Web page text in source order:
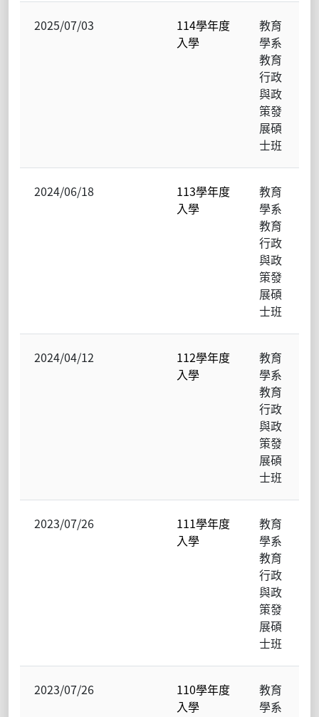
2025/07/03
114學年度
入學
教育
學系
教育
行政
與政
策發
展碩
士班
2024/06/18
113學年度
入學
教育
學系
教育
行政
與政
策發
展碩
士班
2024/04/12
112學年度
入學
教育
學系
教育
行政
與政
策發
展碩
士班
2023/07/26
111學年度
入學
教育
學系
教育
行政
與政
策發
展碩
士班
2023/07/26
110學年度
入學
教育
學系